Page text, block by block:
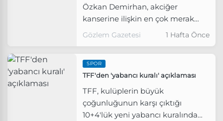
Özkan Demirhan, akciğer
kanserine ilişkin en çok merak
edilen soruları yanıtladı; hastalığın
bulundu.
Gözlem Gazetesi 1 Hafta Önce
SPOR
TFF'den 'yabancı kuralı' açıklaması
TFF, kulüplerin büyük
çoğunluğunun karşı çıktığı
10+4'lük yeni yabancı kuralında